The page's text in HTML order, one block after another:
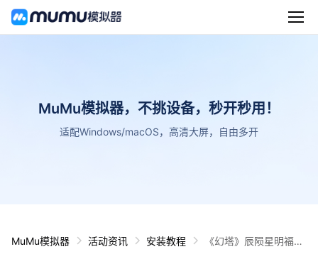
MuMu模拟器，不挑设备，秒开秒用！
适配Windows/macOS，高清大屏，自由多开
MuMu模拟器 活动资讯 安装教程
《幻塔》辰陨星明福利